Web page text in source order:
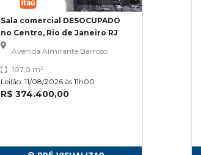
Sala comercial DESOCUPADO
no Centro, Rio de Janeiro RJ
Avenida Almirante Barroso
107,0 m²
Leilão: 11/08/2026 às 11h00
R$ 374.400,00